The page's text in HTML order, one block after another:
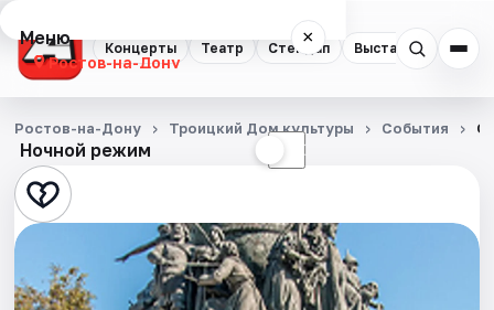
Концерты Театр Стендап Выставки
Меню ×
Ростов-на-Дону
Концерты
Театр
Стендап
Выставки
Ночной режим ☾
Ростов-на-Дону Троицкий Дом культуры События